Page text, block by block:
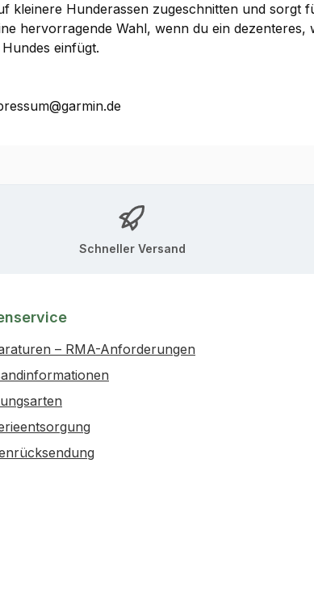
kleinere Hunderassen zugeschnitten und sorgt
hervorragende Wahl, wenn du ein
einfügt.
Schneller Versand
– RMA-Anforderungen